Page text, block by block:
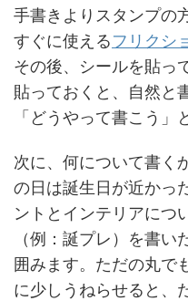
手書きよりスタンプの
すぐに使えるフリクシ
その後、シールを貼っ
貼っておくと、自然と
「どうやって書こう」
次に、何について書く
の日は誕生日が近かっ
ントとインテリアにつ
（例：誕プレ）を書
囲みます。ただの丸で
に少しうねらせると、